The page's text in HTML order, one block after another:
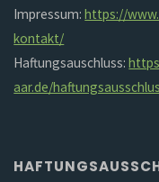
Impressum:https://
kontakt/
Haftungsauschluss:
aar.de/